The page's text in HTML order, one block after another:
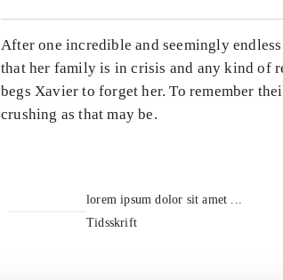
After one incredible and seemingly
that her family is in crisis and any kind of
begs Xavier to forget her. To remember
crushing as that may be.
lorem ipsum dolor sit amet ...
Tidsskrift